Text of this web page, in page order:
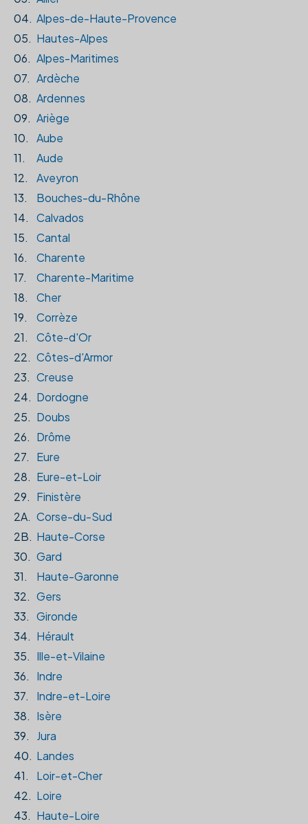
04. Alpes-de-Haute-Provence
05. Hautes-Alpes
06. Alpes-Maritimes
07. Ardèche
08. Ardennes
09. Ariège
10.
Aube
11.
Aude
12.
Aveyron
13.
Bouches-du-Rhône
14.
Calvados
15.
Cantal
16.
Charente
17.
Charente-Maritime
18.
Cher
19.
Corrèze
21.
Côte-d'Or
22. Côtes-d'Armor
23. Creuse
24. Dordogne
25. Doubs
26. Drôme
27.
Eure
28. Eure-et-Loir
29. Finistère
2A. Corse-du-Sud
2B. Haute-Corse
30. Gard
31.
Haute-Garonne
32. Gers
33. Gironde
34. Hérault
35. Ille-et-Vilaine
36.
Indre
37.
Indre-et-Loire
38. Isère
39.
Jura
40. Landes
41.
Loir-et-Cher
42. Loire
43. Haute-Loire